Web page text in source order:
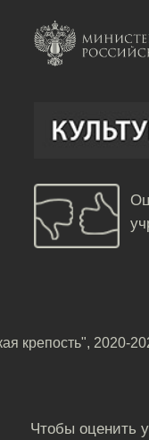
крепость", 2020-
Чтобы оценить